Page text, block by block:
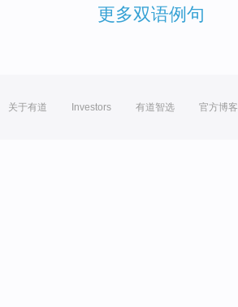
更多双语例句
关于有道 Investors 有道智选 官方博客